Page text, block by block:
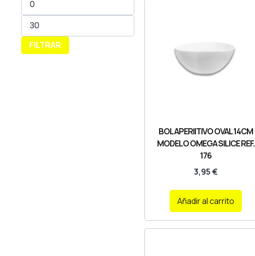
FILTRAR
BOL APERIITIVO OVAL 14CM
MODELO OMEGA SILICE REF.
176
3,95€
Añadir al carrito